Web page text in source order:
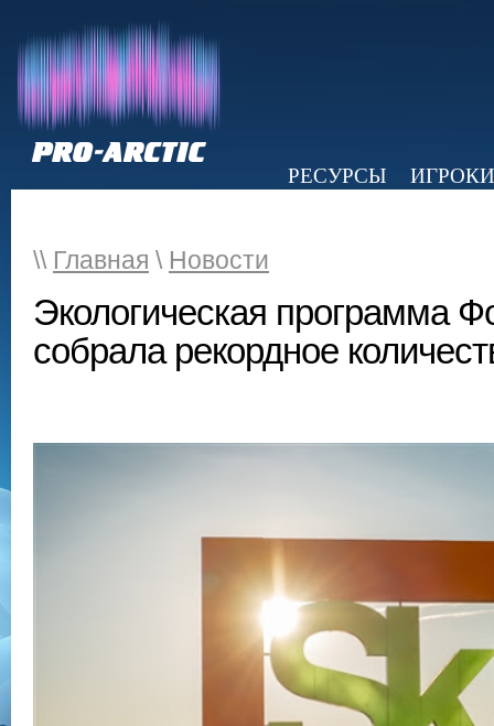
РЕСУРСЫ
ИГРОКИ
\\ Главная \ Новости
Экологическая программа
собрала рекордное